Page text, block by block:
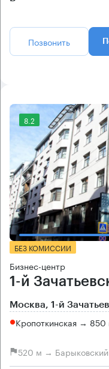
Позвонить
8.2
БЕЗ КОМИССИИ
Бизнес-центр
1-й
Москва, 1-й
Кропоткинская → 850
520 м →